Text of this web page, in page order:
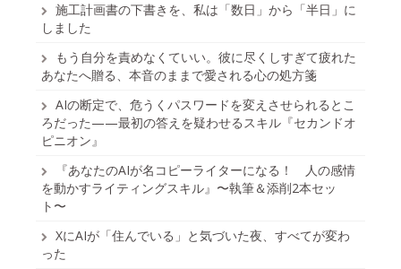
施工計画書の下書きを、私は「数日」から「半日」に
しました
もう自分を責めなくていい。彼に尽くしすぎて疲れた
あなたへ贈る、本音のままで愛される心の処方箋
AIの断定で、危うくパスワードを変えさせられるとこ
ろだった——最初の答えを疑わせるスキル『セカンドオ
ピニオン』
『あなたのAIが名コピーライターになる！ 人の感情
を動かすライティングスキル』〜執筆＆添削2本セッ
ト〜
XにAIが「住んでいる」と気づいた夜、すべてが変わ
った